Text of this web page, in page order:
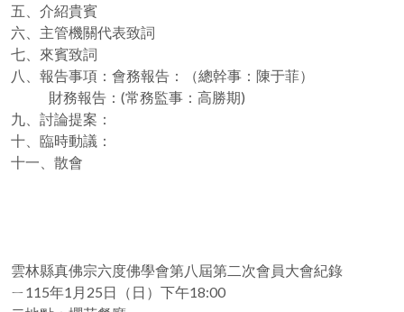
五、介紹貴賓
六、主管機關代表致詞
七、來賓致詞
八、報告事項：會務報告：（總幹事：陳于菲）
財務報告：(常務監事：高勝期)
九、討論提案：
十、臨時動議：
十一、散會
雲林縣真佛宗六度佛學會第八屆第二次會員大會紀錄
ㄧ115年1月25日（日）下午18:00